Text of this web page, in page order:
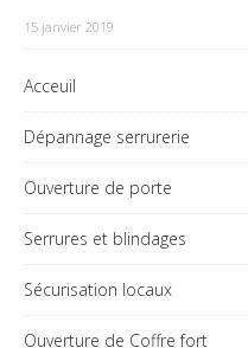
15 janvier 2019
Acceuil
Dépannage serrurerie
Ouverture de porte
Serrures et blindages
Sécurisation locaux
Ouverture de Coffre fort